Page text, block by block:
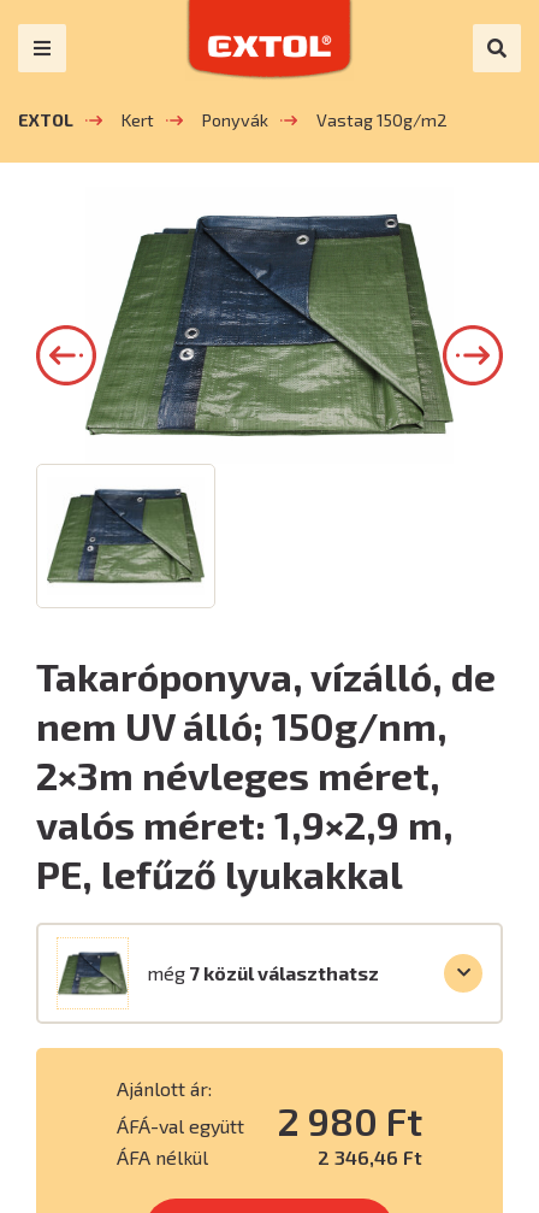
EXTOL Kert Ponyvák Vastag 150g/m2
Takaróponyva, vízálló, de
nem UV álló; 150g/nm,
2×3m névleges méret,
valós méret: 1,9×2,9 m,
PE, lefűző lyukakkal
még 7 közül választhatsz
Ajánlott ár:
ÁFÁ-val együtt
2 980 Ft
ÁFA nélkül 2 346,46 Ft